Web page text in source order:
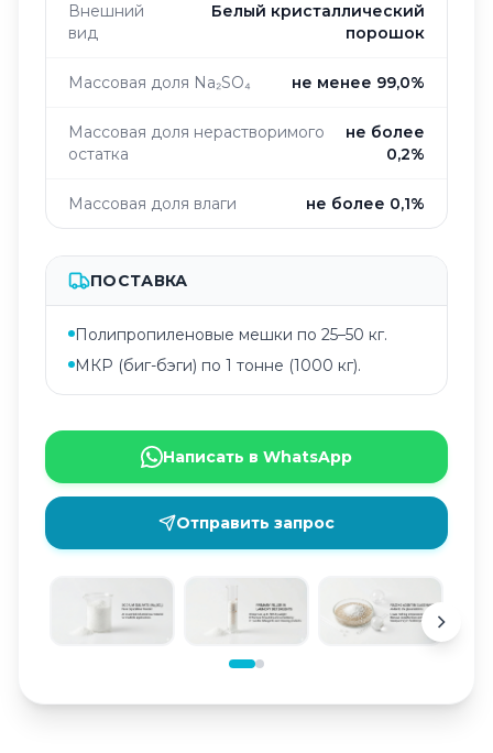
Внешний
вид
Белый кристаллический
порошок
Массовая доля Na₂SO₄ не менее 99,0%
Массовая доля нерастворимого
остатка
не более
0,2%
Массовая доля влаги не более 0,1%
ПОСТАВКА
Полипропиленовые мешки по 25–50 кг.
МКР (биг-бэги) по 1 тонне (1000 кг).
Написать в WhatsApp
Отправить запрос